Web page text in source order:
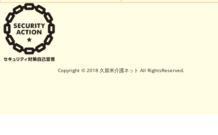
Copyright © 2018 久留米介護ネット All RightsReserved.